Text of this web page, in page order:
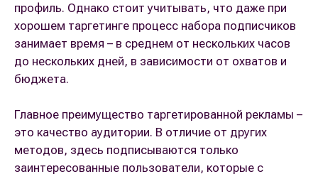
профиль. Однако стоит учитывать, что даже при
хорошем таргетинге процесс набора подписчиков
занимает время – в среднем от нескольких часов
до нескольких дней, в зависимости от охватов и
бюджета.
Главное преимущество таргетированной рекламы –
это качество аудитории. В отличие от других
методов, здесь подписываются только
заинтересованные пользователи, которые с